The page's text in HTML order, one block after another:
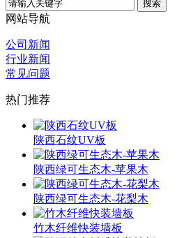
搜索
网站导航
公司新闻
行业新闻
常见问题
热门推荐
陕西石纹UV板
陕西绿可生态木-苹果木
陕西绿可生态木-花梨木
竹木纤维快装墙板